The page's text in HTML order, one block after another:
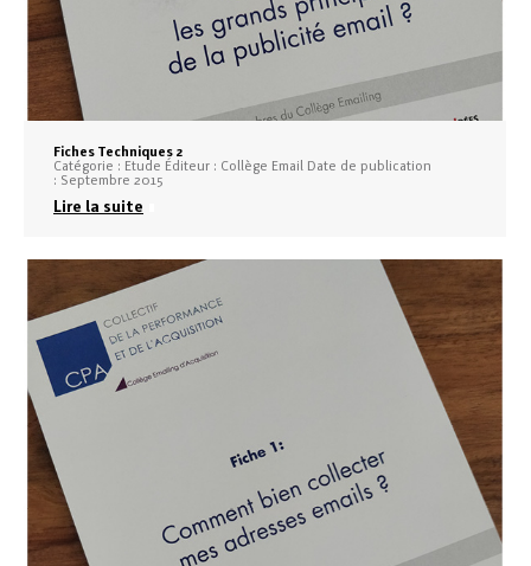
Fiches Techniques 2
Catégorie : Etude Éditeur : Collège Email Date de publication
: Septembre 2015
Lire la suite